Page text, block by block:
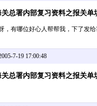
关总署内部复习资料之报关单
，有哪位好心人帮帮我，下了发给
7-19 17:00:48
关总署内部复习资料之报关单